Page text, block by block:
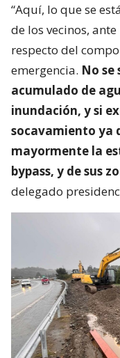
“Aquí, lo que se
de los vecinos,
respecto del
emergencia. No se
acumulado de
inundación, y si
socavamiento ya
mayormente la
bypass, y de sus
delegado